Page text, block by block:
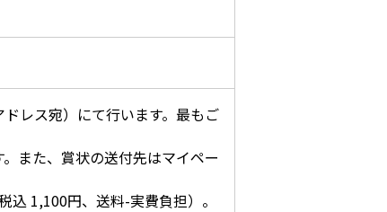
レス宛）にて行います。最もご
また、賞状の送付先はマイペー
1,100円、送料-実費負担）。